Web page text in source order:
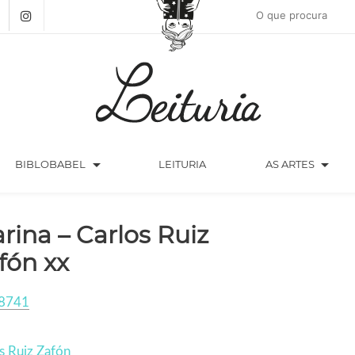
BIBLOBABEL arrow_drop_down LEITURIA AS ARTES arrow_drop_down
– Carlos Ruiz
xx
Ruiz Zafón